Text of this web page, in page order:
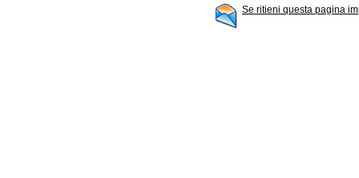
Se ritieni questa pagina